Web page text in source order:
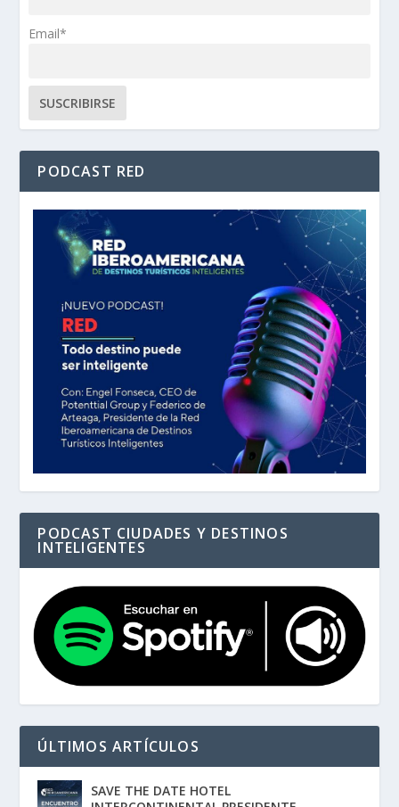
Email*
PODCAST RED
PODCAST CIUDADES Y DESTINOS
INTELIGENTES
ÚLTIMOS ARTÍCULOS
SAVE THE DATE HOTEL